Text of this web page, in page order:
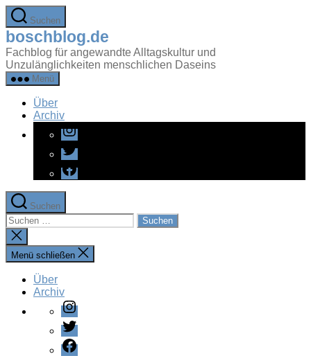
Zum
Inhalt
springen
Suchen
boschblog.de
Fachblog für angewandte Alltagskultur und
Unzulänglichkeiten menschlichen Daseins
Menü
Über
Archiv
Instagram
Twitter
Facebook
Suchen
Suchen
nach:
Suche
schließen
Menü schließen
Über
Archiv
Instagram
Twitter
Facebook